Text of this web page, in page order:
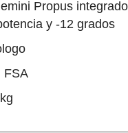
Propus
y -12 grados
FSA